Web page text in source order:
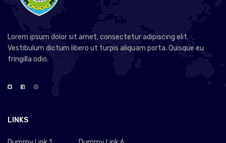
Lorem ipsum dolor sit amet, consectetur adipiscing elit.
Vestibulum dictum libero ut turpis aliquam porta. Quisque eu
fringilla odio.
LINKS